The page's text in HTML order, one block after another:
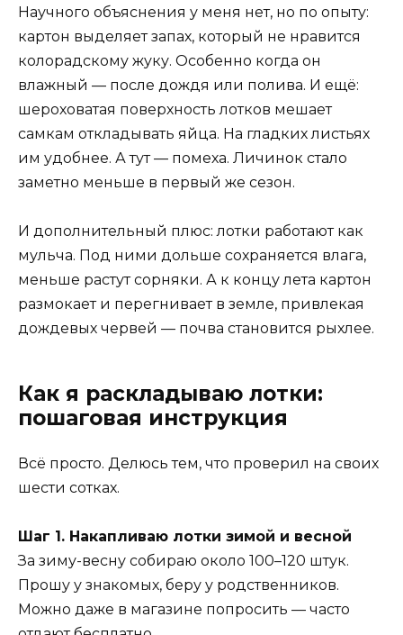
Научного объяснения у меня нет, но по опыту:
картон выделяет запах, который не нравится
колорадскому жуку. Особенно когда он
влажный — после дождя или полива. И ещё:
шероховатая поверхность лотков мешает
самкам откладывать яйца. На гладких листьях
им удобнее. А тут — помеха. Личинок стало
заметно меньше в первый же сезон.
И дополнительный плюс: лотки работают как
мульча. Под ними дольше сохраняется влага,
меньше растут сорняки. А к концу лета картон
размокает и перегнивает в земле, привлекая
дождевых червей — почва становится рыхлее.
Как я раскладываю лотки:
пошаговая инструкция
Всё просто. Делюсь тем, что проверил на своих
шести сотках.
Шаг 1. Накапливаю лотки зимой и весной
За зиму-весну собираю около 100–120 штук.
Прошу у знакомых, беру у родственников.
Можно даже в магазине попросить — часто